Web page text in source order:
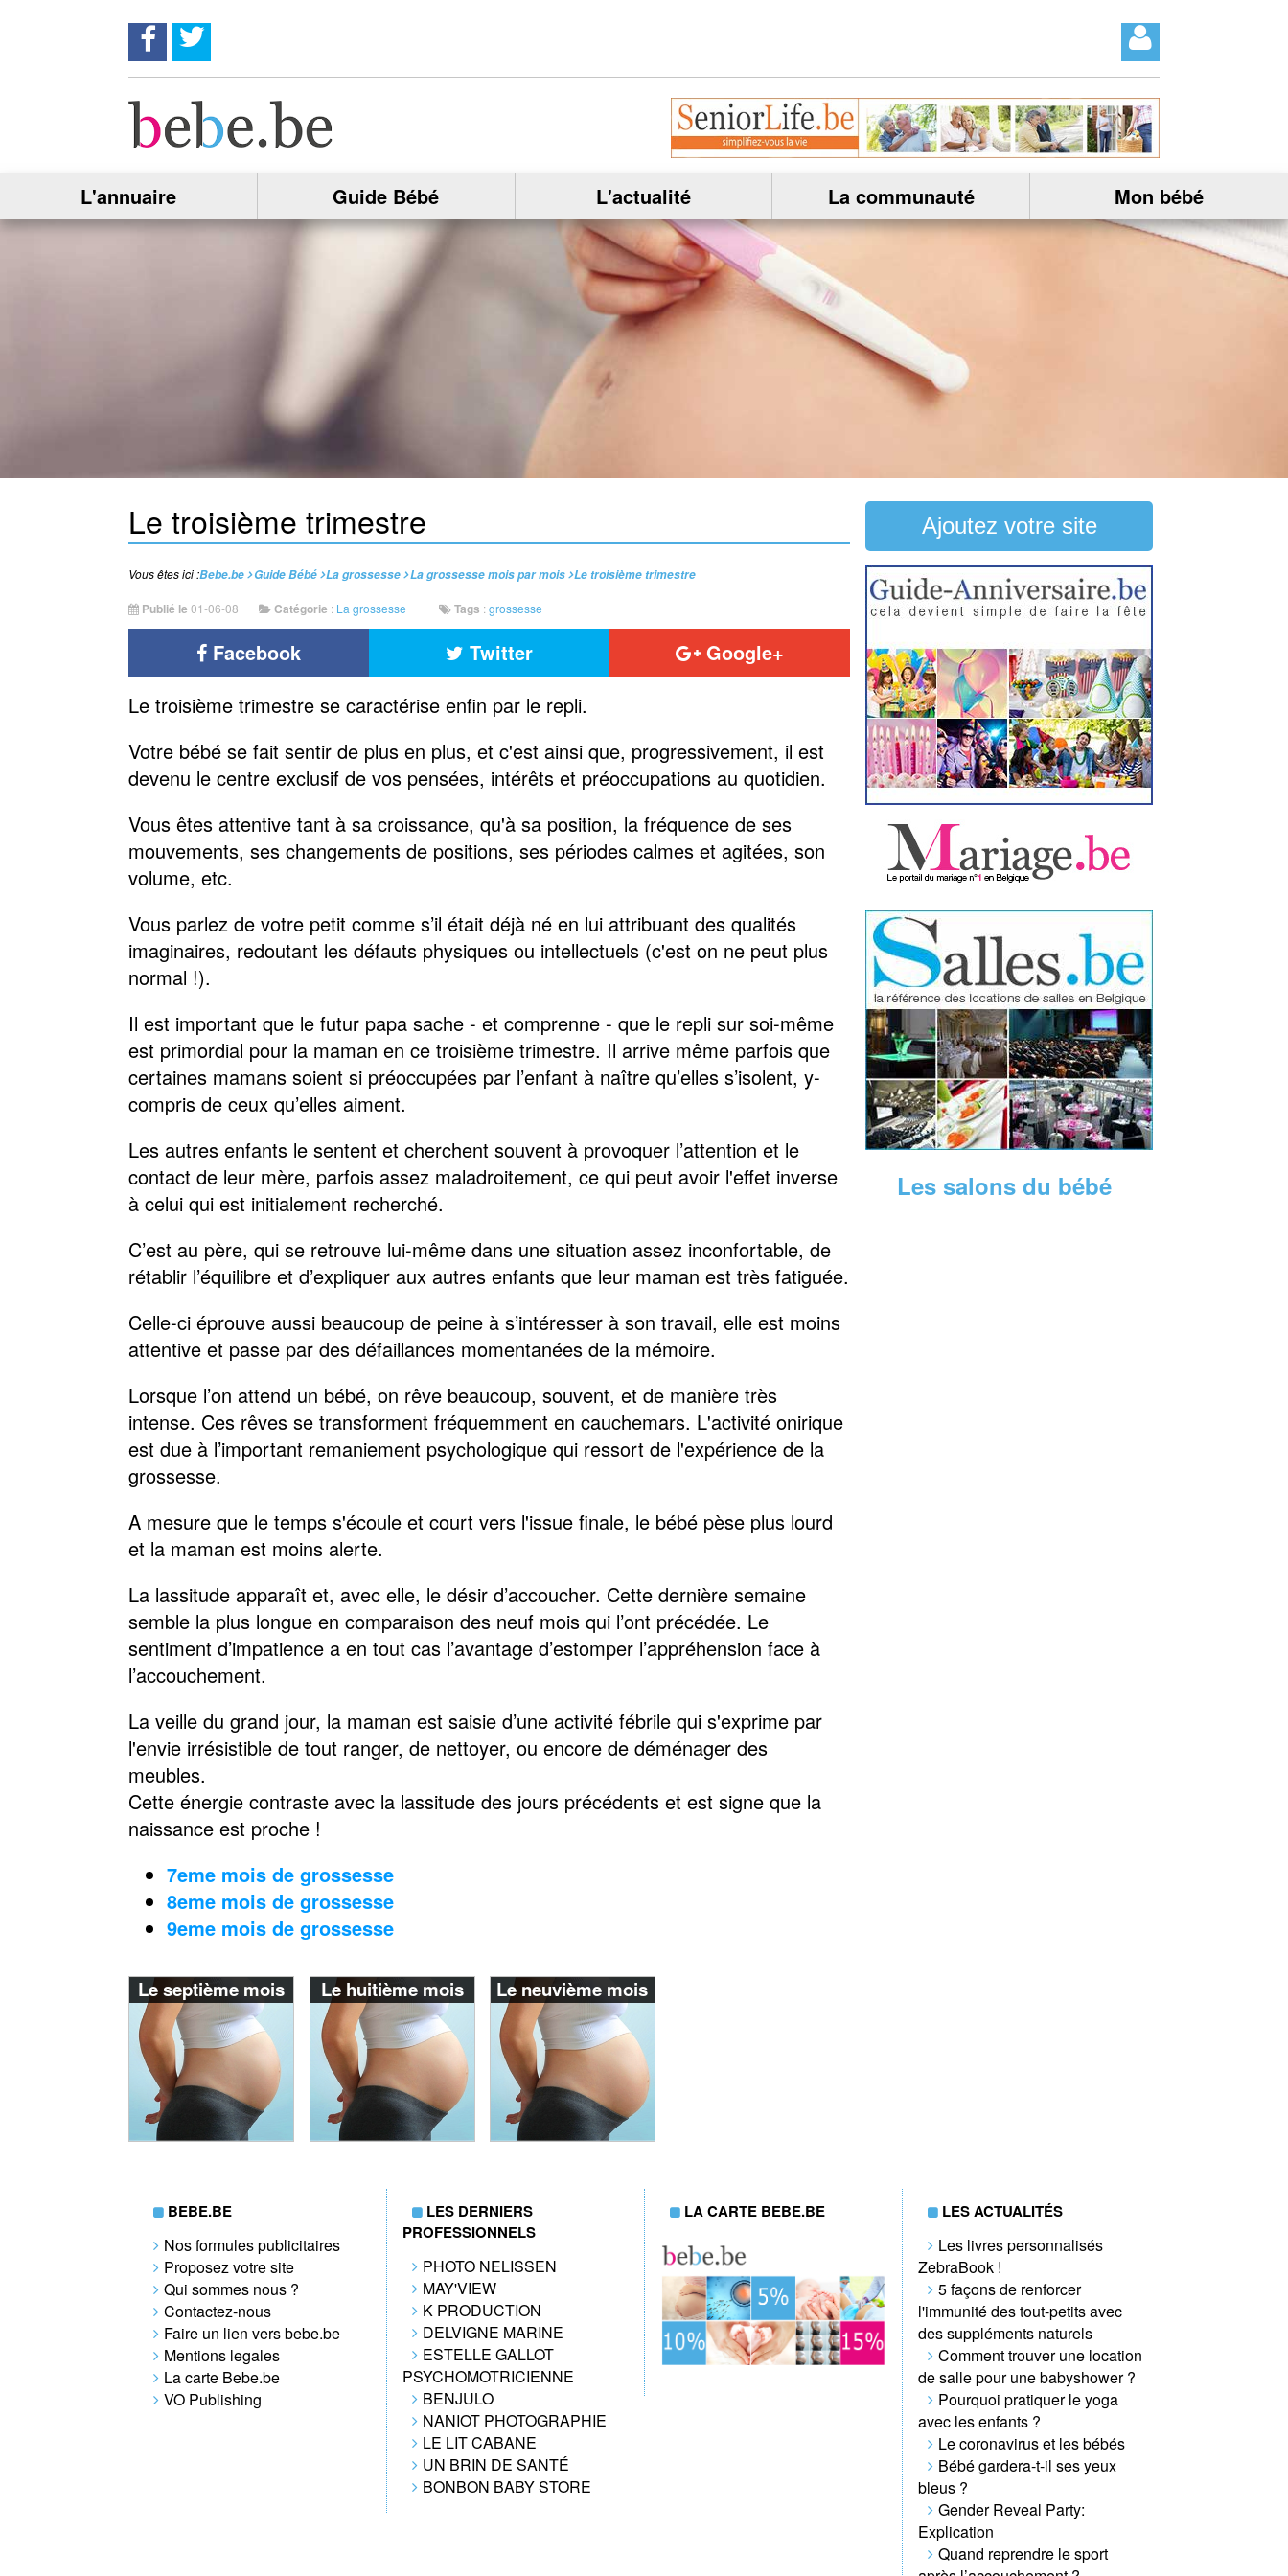
Suivez nous sur Facebook !
L'annuaire Guide Bébé L'actualité La communauté Mon bébé
Le troisième trimestre
Vous êtes ici :Bebe.be Guide Bébé La grossesse La grossesse mois par mois Le troisième trimestre
Publié le 01-06-08 Catégorie : La grossesse Tags :grossesse
Facebook Twitter
Google+
Le troisième trimestre se caractérise enfin par le repli.
Votre bébé se fait sentir de plus en plus, et c'est ainsi que, progressivement, il est
devenu le centre exclusif de vos pensées, intérêts et préoccupations au quotidien.
Vous êtes attentive tant à sa croissance, qu'à sa position, la fréquence de ses
mouvements, ses changements de positions, ses périodes calmes et agitées, son
volume, etc.
Vous parlez de votre petit comme s’il était déjà né en lui attribuant des qualités
imaginaires, redoutant les défauts physiques ou intellectuels (c'est on ne peut plus
normal !).
Il est important que le futur papa sache - et comprenne - que le repli sur soi-même
est primordial pour la maman en ce troisième trimestre. Il arrive même parfois que
certaines mamans soient si préoccupées par l’enfant à naître qu’elles s’isolent, y-
compris de ceux qu’elles aiment.
Les autres enfants le sentent et cherchent souvent à provoquer l’attention et le
contact de leur mère, parfois assez maladroitement, ce qui peut avoir l'effet inverse
à celui qui est initialement recherché.
C’est au père, qui se retrouve lui-même dans une situation assez inconfortable, de
rétablir l’équilibre et d’expliquer aux autres enfants que leur maman est très fatiguée.
Celle-ci éprouve aussi beaucoup de peine à s’intéresser à son travail, elle est moins
attentive et passe par des défaillances momentanées de la mémoire.
Lorsque l’on attend un bébé, on rêve beaucoup, souvent, et de manière très
intense. Ces rêves se transforment fréquemment en cauchemars. L'activité onirique
est due à l’important remaniement psychologique qui ressort de l'expérience de la
grossesse.
A mesure que le temps s'écoule et court vers l'issue finale, le bébé pèse plus lourd
et la maman est moins alerte.
La lassitude apparaît et, avec elle, le désir d’accoucher. Cette dernière semaine
semble la plus longue en comparaison des neuf mois qui l’ont précédée. Le
sentiment d’impatience a en tout cas l’avantage d’estomper l’appréhension face à
l’accouchement.
La veille du grand jour, la maman est saisie d’une activité fébrile qui s'exprime par
l'envie irrésistible de tout ranger, de nettoyer, ou encore de déménager des
meubles.
Cette énergie contraste avec la lassitude des jours précédents et est signe que la
naissance est proche !
7eme mois de grossesse
8eme mois de grossesse
9eme mois de grossesse
Le septième mois Le huitième mois Le neuvième mois
Ajoutez votre site
Les salons du bébé
BEBE.BE
Nos formules publicitaires
Proposez votre site
Qui sommes nous ?
Contactez-nous
Faire un lien vers bebe.be
Mentions legales
La carte Bebe.be
VO Publishing
LES DERNIERS
PROFESSIONNELS
PHOTO NELISSEN
MAY'VIEW
K PRODUCTION
DELVIGNE MARINE
ESTELLE GALLOT
PSYCHOMOTRICIENNE
BENJULO
NANIOT PHOTOGRAPHIE
LE LIT CABANE
UN BRIN DE SANTÉ
BONBON BABY STORE
LA CARTE BEBE.BE LES ACTUALITÉS
Les livres personnalisés
ZebraBook !
5 façons de renforcer
l'immunité des tout-petits avec
des suppléments naturels
Comment trouver une location
de salle pour une babyshower ?
Pourquoi pratiquer le yoga
avec les enfants ?
Le coronavirus et les bébés
Bébé gardera-t-il ses yeux
bleus ?
Gender Reveal Party:
Explication
Quand reprendre le sport